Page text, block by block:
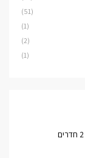
(51)
(1)
(2)
(1)